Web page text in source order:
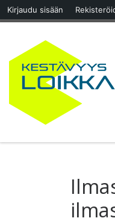
Kirjaudu sisään
Skip to content